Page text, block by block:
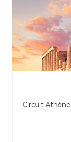
Circuit